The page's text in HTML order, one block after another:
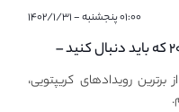
۰۱:۰۰ پنجشنبه - ۱۴۰۲/۱/۳۱
مهم ترین رویداد های کریپتویی ۲۰۲۳ که باید دنبال کنید –
رویدادهای کریپتویی،